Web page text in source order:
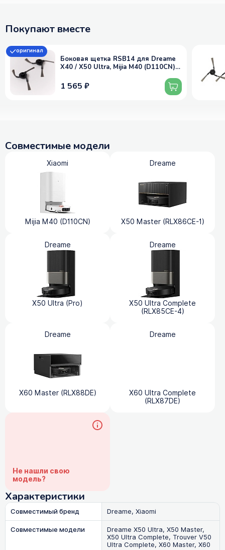
Покупают вместе
Боковая щетка RSB14 для Dreame
X40 / X50 Ultra, Mijia M40 (D110CN) -
оригинал
1 565 ₽
Совместимые модели
Xiaomi
Mijia M40 (D110CN)
Dreame
X50 Master (RLX86CE-1)
Dreame
X50 Ultra (Pro)
Dreame
X50 Ultra Complete
(RLX85CE-4)
Dreame
X60 Master (RLX88DE)
Dreame
X60 Ultra Complete
(RLX87DE)
Не нашли свою
модель?
Характеристики
Совместимый бренд
Dreame, Xiaomi
Совместимые модели
Dreame X50 Ultra, X50 Master,
X50 Ultra Complete, Trouver V50
Ultra Complete, X60 Master, X60